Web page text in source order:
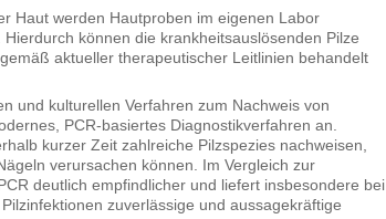
Haut werden Hautproben im eigenen Labor
können die krankheitsauslösenden Pilze
aktueller therapeutischer Leitlinien behandelt
und kulturellen Verfahren zum Nachweis von
PCR-basiertes Diagnostikverfahren an.
kurzer Zeit zahlreiche Pilzspezies nachweisen,
verursachen können. Im Vergleich zur
deutlich empfindlicher und liefert insbesondere bei
zuverlässige und aussagekräftige